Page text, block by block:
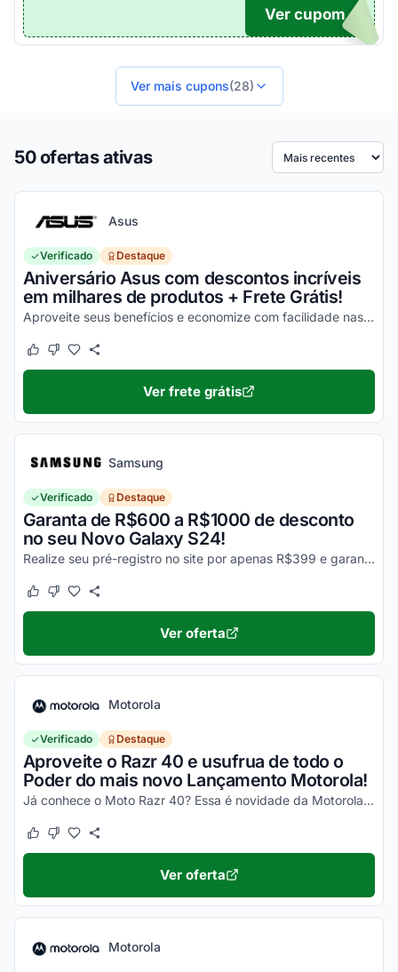
FF
Ver cupom
Ver mais cupons(28)
50 ofertas ativas Ordenar por
Asus
Verificado Destaque
Aniversário Asus com descontos incríveis
em milhares de produtos + Frete Grátis!
Aproveite seus benefícios e economize com facilidade nas suas compras!
Este cupom funcionou
Este cupom não funcionou
Ver frete grátis
Samsung
Verificado Destaque
Garanta de R$600 a R$1000 de desconto
no seu Novo Galaxy S24!
Realize seu pré-registro no site por apenas R$399 e garanta esse desconto imperdível na sua compra!
Este cupom funcionou
Este cupom não funcionou
Ver oferta
Motorola
Verificado Destaque
Aproveite o Razr 40 e usufrua de todo o
Poder do mais novo Lançamento Motorola!
Já conhece o Moto Razr 40? Essa é novidade da Motorola, um celular impecável, com um desempenho incrível e que ainda dobra! Não perca a chance de garantir o seu e aproveite os desc...
Este cupom funcionou
Este cupom não funcionou
Ver oferta
Motorola